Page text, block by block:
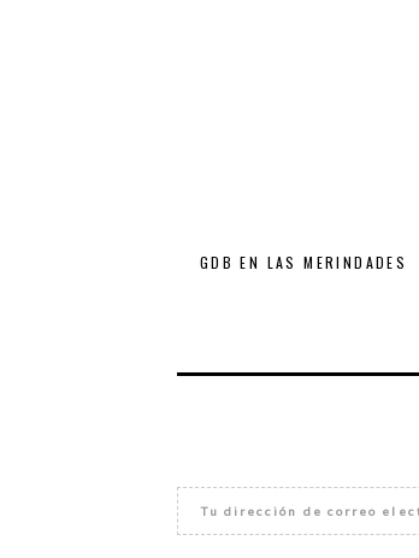
GDB EN LAS MERINDADES
Tu dirección de correo